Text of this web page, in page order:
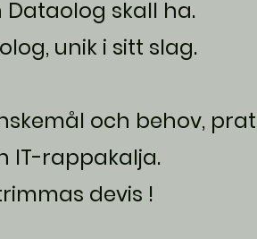
skall ha.
unik i sitt slag.
och behov,
IT-rappakalja.
devis !